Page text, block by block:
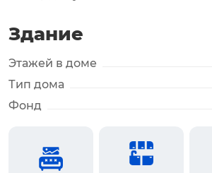
Здание
Этажей в доме
Тип дома
Фонд